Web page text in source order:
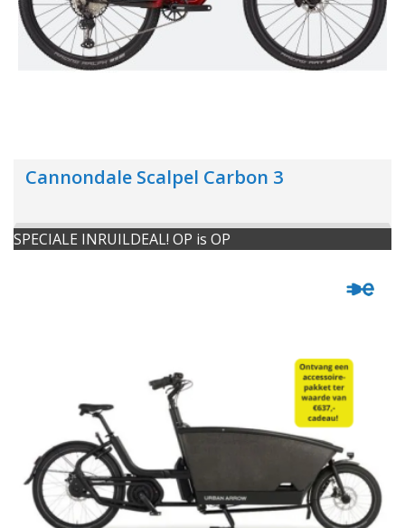
Cannondale Scalpel Carbon 3
SPECIALE INRUILDEAL! OP is OP